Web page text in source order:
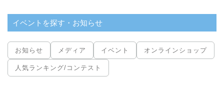
イベントを探す・お知らせ
お知らせ メディア イベント オンラインショップ
人気ランキング/コンテスト